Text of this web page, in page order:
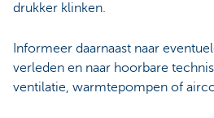
drukker klinken.
Informeer daarnaast naar
verleden en naar hoorbare
ventilatie, warmtepompen of